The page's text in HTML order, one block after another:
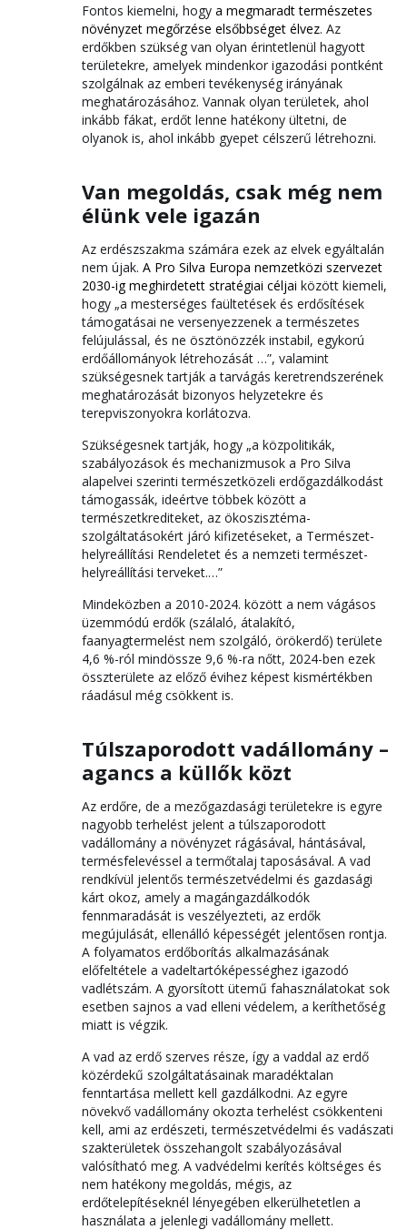
Fontos kiemelni, hogy a megmaradt természetes
növényzet megőrzése elsőbbséget élvez. Az
erdőkben szükség van olyan érintetlenül hagyott
területekre, amelyek mindenkor igazodási pontként
szolgálnak az emberi tevékenység irányának
meghatározásához. Vannak olyan területek, ahol
inkább fákat, erdőt lenne hatékony ültetni, de
olyanok is, ahol inkább gyepet célszerű létrehozni.
Van megoldás, csak még nem
élünk vele igazán
Az erdészszakma számára ezek az elvek egyáltalán
nem újak. A Pro Silva Europa nemzetközi szervezet
2030-ig meghirdetett stratégiai céljai között kiemeli,
hogy „a mesterséges faültetések és erdősítések
támogatásai ne versenyezzenek a természetes
felújulással, és ne ösztönözzék instabil, egykorú
erdőállományok létrehozását …”, valamint
szükségesnek tartják a tarvágás keretrendszerének
meghatározását bizonyos helyzetekre és
terepviszonyokra korlátozva.
Szükségesnek tartják, hogy „a közpolitikák,
szabályozások és mechanizmusok a Pro Silva
alapelvei szerinti természetközeli erdőgazdálkodást
támogassák, ideértve többek között a
természetkrediteket, az ökoszisztéma-
szolgáltatásokért járó kifizetéseket, a Természet-
helyreállítási Rendeletet és a nemzeti természet-
helyreállítási terveket.…”
Mindeközben a 2010-2024. között a nem vágásos
üzemmódú erdők (szálaló, átalakító,
faanyagtermelést nem szolgáló, örökerdő) területe
4,6 %-ról mindössze 9,6 %-ra nőtt, 2024-ben ezek
összterülete az előző évihez képest kismértékben
ráadásul még csökkent is.
Túlszaporodott vadállomány –
agancs a küllők közt
Az erdőre, de a mezőgazdasági területekre is egyre
nagyobb terhelést jelent a túlszaporodott
vadállomány a növényzet rágásával, hántásával,
termésfelevéssel a termőtalaj taposásával. A vad
rendkívül jelentős természetvédelmi és gazdasági
kárt okoz, amely a magángazdálkodók
fennmaradását is veszélyezteti, az erdők
megújulását, ellenálló képességét jelentősen rontja.
A folyamatos erdőborítás alkalmazásának
előfeltétele a vadeltartóképességhez igazodó
vadlétszám. A gyorsított ütemű fahasználatokat sok
esetben sajnos a vad elleni védelem, a keríthetőség
miatt is végzik.
A vad az erdő szerves része, így a vaddal az erdő
közérdekű szolgáltatásainak maradéktalan
fenntartása mellett kell gazdálkodni. Az egyre
növekvő vadállomány okozta terhelést csökkenteni
kell, ami az erdészeti, természetvédelmi és vadászati
szakterületek összehangolt szabályozásával
valósítható meg. A vadvédelmi kerítés költséges és
nem hatékony megoldás, mégis, az
erdőtelepítéseknél lényegében elkerülhetetlen a
használata a jelenlegi vadállomány mellett.